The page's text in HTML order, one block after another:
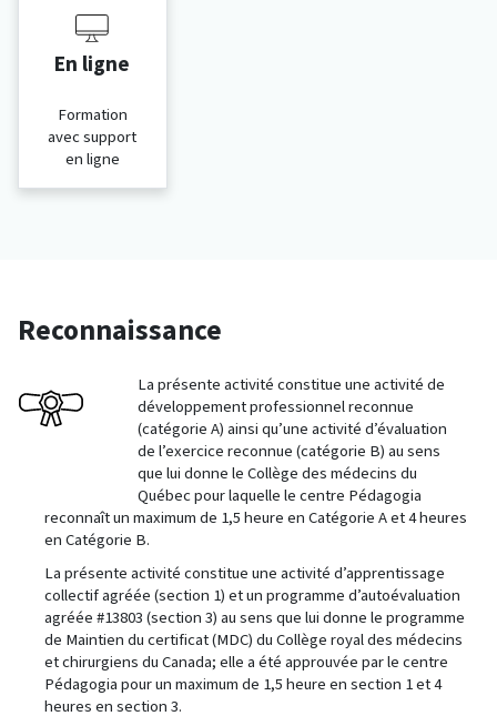
En ligne
Formation
avec support
en ligne
Reconnaissance
La présente activité constitue une activité de
développement professionnel reconnue
(catégorie A) ainsi qu’une activité d’évaluation
de l’exercice reconnue (catégorie B) au sens
que lui donne le Collège des médecins du
Québec pour laquelle le centre Pédagogia
reconnaît un maximum de 1,5 heure en Catégorie A et 4heures
en Catégorie B.
La présente activité constitue une activité d’apprentissage
collectif agréée (section 1) et un programme d’autoévaluation
agréée #13803 (section 3) au sens que lui donne le programme
de Maintien du certificat (MDC) du Collège royal des médecins
et chirurgiens du Canada; elle a été approuvée par le centre
Pédagogia pour un maximum de 1,5 heure en section 1 et 4
heures en section 3.